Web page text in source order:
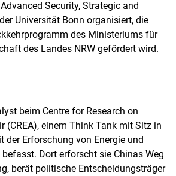
Security, Strategic and
Universität Bonn organisiert, die
des Ministeriums für
des Landes NRW gefördert wird.
beim Centre for Research on
(CREA), einem Think Tank mit Sitz in
der Erforschung von Energie und
Dort erforscht sie Chinas Weg
berät politische Entscheidungsträger